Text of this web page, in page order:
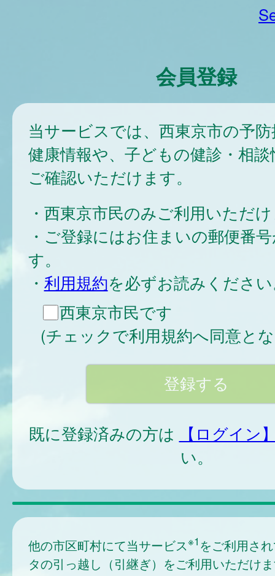
会員登録
当サービスでは、西東京市の予
健康情報や、子どもの健診・相
ご確認いただけます。
・西東京市民のみご利用いただ
・ご登録にはお住まいの郵便番
す。
・ 利用規約を必ずお読みくださ
西東京市民です
(チェックで利用規約へ同意と
既に登録済みの方は
【ログイン
い。
他の市区町村にて当サービス※1 をご利用さ
タの引っ越し（引継ぎ）をご利用いただけ